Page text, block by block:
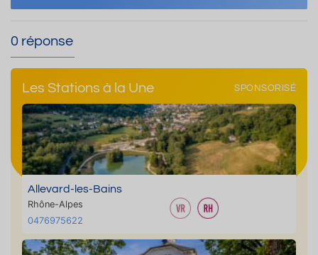
0 réponse
Les Stations à la Une SPONSORISÉ
Allevard-les-Bains
Rhône-Alpes
0476975622